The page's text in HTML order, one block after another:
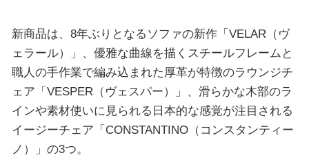
新商品は、8年ぶりとなるソファの新作「VELAR（ヴ
ェラール）」、優雅な曲線を描くスチールフレームと
職人の手作業で編み込まれた厚革が特徴のラウンジチ
ェア「VESPER（ヴェスパー）」、滑らかな木部のラ
インや素材使いに見られる日本的な感覚が注目される
イージーチェア「CONSTANTINO（コンスタンティー
ノ）」の3つ。